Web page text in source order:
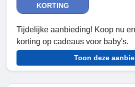
KORTING
Tijdelijke aanbieding! Koop nu
korting op cadeaus voor baby's.
Toon deze